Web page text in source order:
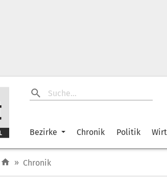
Bezirke Chronik Politik
» Chronik